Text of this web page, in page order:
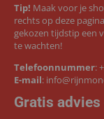
Tip! Maak voor je
rechts op deze
gekozen tijdstip een
te wachten!
Telefoonnummer:
E-mail:
Gratis